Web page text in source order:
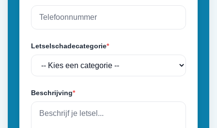
Letselschadecategorie*
Beschrijving*